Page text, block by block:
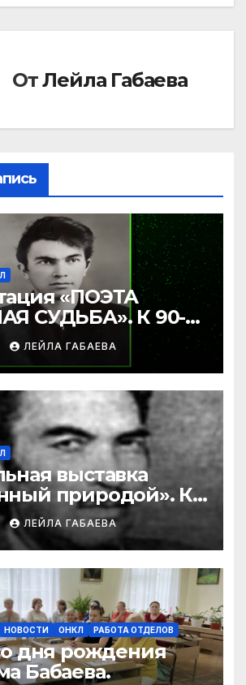
ОтЛейла Габаева
«ПОЭТА
СУДЬБА». К 90-
Бабаева.
ЛЕЙЛА ГАБАЕВА
выставка
природой». К
со дня рождения
Бабаева
ЛЕЙЛА ГАБАЕВА
НОВОСТИ ОНКЛ РАБОТА ОТДЕЛОВ
дня рождения
Бабаева.